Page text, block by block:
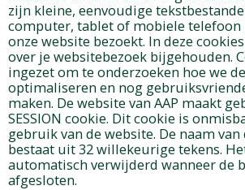
zijn kleine, eenvoudige
computer, tablet of mobiele telefoon
onze website bezoekt. In deze
over je websitebezoek bijgehouden.
ingezet om te onderzoeken hoe we
optimaliseren en nog
maken. De website van AAP maakt
SESSION cookie. Dit cookie is
gebruik van de website. De naam van
bestaat uit 32 willekeurige tekens.
automatisch verwijderd wanneer de
afgesloten.